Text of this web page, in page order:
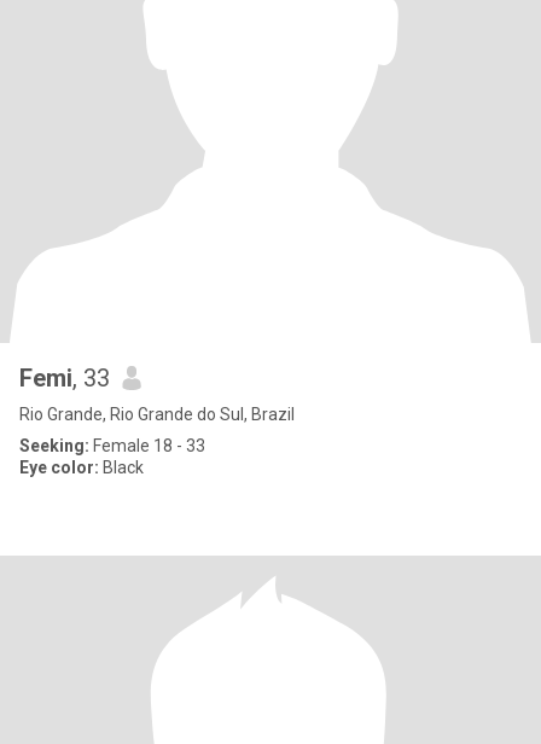
Femi, 33
Rio Grande, Rio Grande do Sul, Brazil
Seeking: Female 18 - 33
Eye color: Black